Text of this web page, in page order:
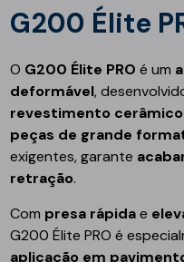
G200 Élite
O G200 Élite PRO é um
deformável,
revestimento
peças de grande
exigentes, garante
retração.
Com presa rápidae
G200 Élite PRO é
aplicação em